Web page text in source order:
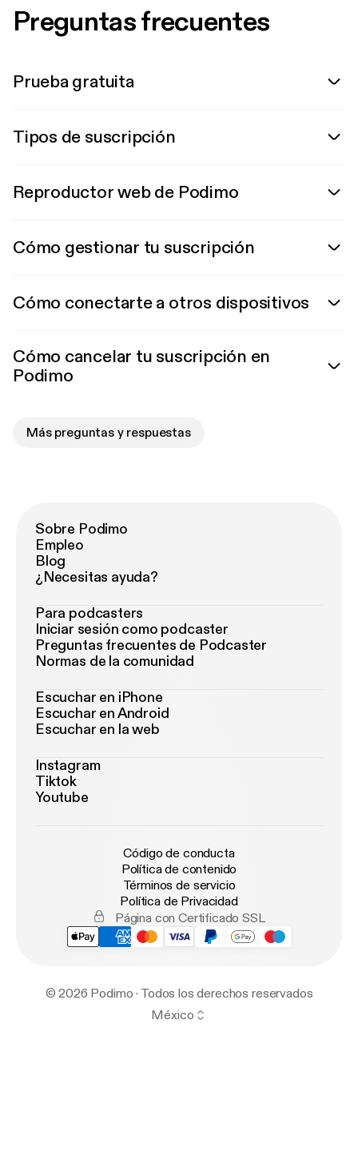
Preguntas frecuentes
Prueba gratuita
Tipos de suscripción
Reproductor web de Podimo
Cómo gestionar tu suscripción
Cómo conectarte a otros dispositivos
Cómo cancelar tu suscripción en
Podimo
Más preguntas y respuestas
Sobre Podimo
Empleo
Blog
¿Necesitas ayuda?
Para podcasters
Iniciar sesión como podcaster
Preguntas frecuentes de Podcaster
Normas de la comunidad
Escuchar en iPhone
Escuchar en Android
Escuchar en la web
Instagram
Tiktok
Youtube
Código de conducta
Política de contenido
Términos de servicio
Política de Privacidad
Página con Certificado SSL
© 2026 Podimo · Todos los derechos reservados
México